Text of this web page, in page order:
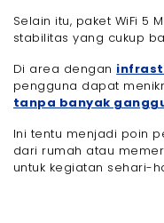
Selain itu, paket WiFi 5
stabilitas yang cukup
Di area dengan
pengguna dapat
tanpa banyak
Ini tentu menjadi poin
dari rumah atau
untuk kegiatan sehari-